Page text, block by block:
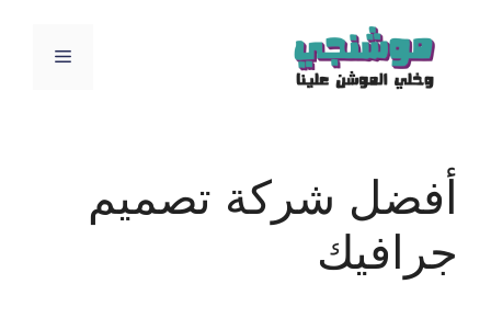
المحتوى
القائمة
أفضل شركة تصميم
جرافيك